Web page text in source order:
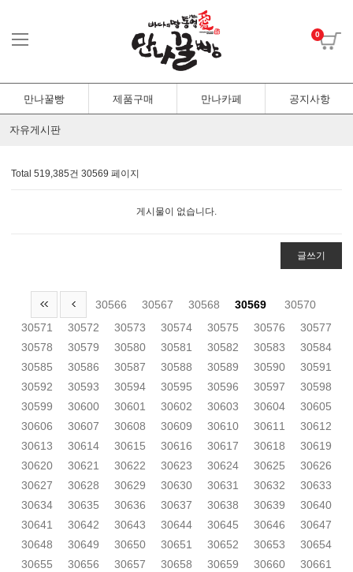
0
만나꿀빵 제품구매 만나카페 공지사항
자유게시판
Total 519,385건 30569 페이지
게시물이 없습니다.
글쓰기
30566 30567 30568 30569
30570
30571
30572 30573 30574 30575 30576
30577
30578
30579 30580 30581 30582 30583
30584
30585
30586 30587 30588 30589 30590
30591
30592
30593 30594 30595 30596 30597
30598
30599
30600 30601 30602 30603 30604
30605
30606
30607 30608 30609 30610 30611
30612
30613
30614 30615 30616 30617 30618
30619
30620
30621 30622 30623 30624 30625
30626
30627
30628 30629 30630 30631 30632
30633
30634
30635 30636 30637 30638 30639
30640
30641
30642 30643 30644 30645 30646
30647
30648
30649 30650 30651 30652 30653
30654
30655
30656 30657 30658 30659 30660
30661